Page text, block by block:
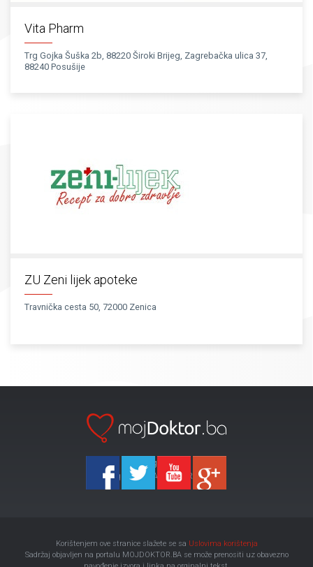
Vita Pharm
Trg Gojka Šuška 2b, 88220 Široki Brijeg, Zagrebačka ulica 37,
88240 Posušije
ZU Zeni lijek apoteke
Travnička cesta 50, 72000 Zenica
Ka-Agencija
Copyright 2026 All Right Reserved
Korištenjem ove stranice slažete se sa Uslovima korištenja
Sadržaj objavljen na portalu MOJDOKTOR.BA se može prenositi uz obavezno